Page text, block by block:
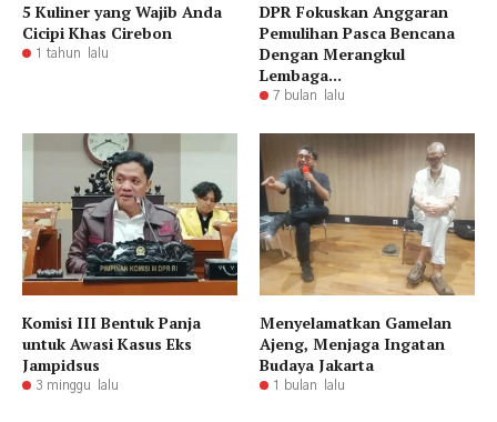
5 Kuliner yang Wajib Anda
Cicipi Khas Cirebon
1 tahun lalu
DPR Fokuskan Anggaran
Pemulihan Pasca Bencana
Dengan Merangkul
Lembaga...
7 bulan lalu
Komisi III Bentuk Panja
untuk Awasi Kasus Eks
Jampidsus
3 minggu lalu
Menyelamatkan Gamelan
Ajeng, Menjaga Ingatan
Budaya Jakarta
1 bulan lalu